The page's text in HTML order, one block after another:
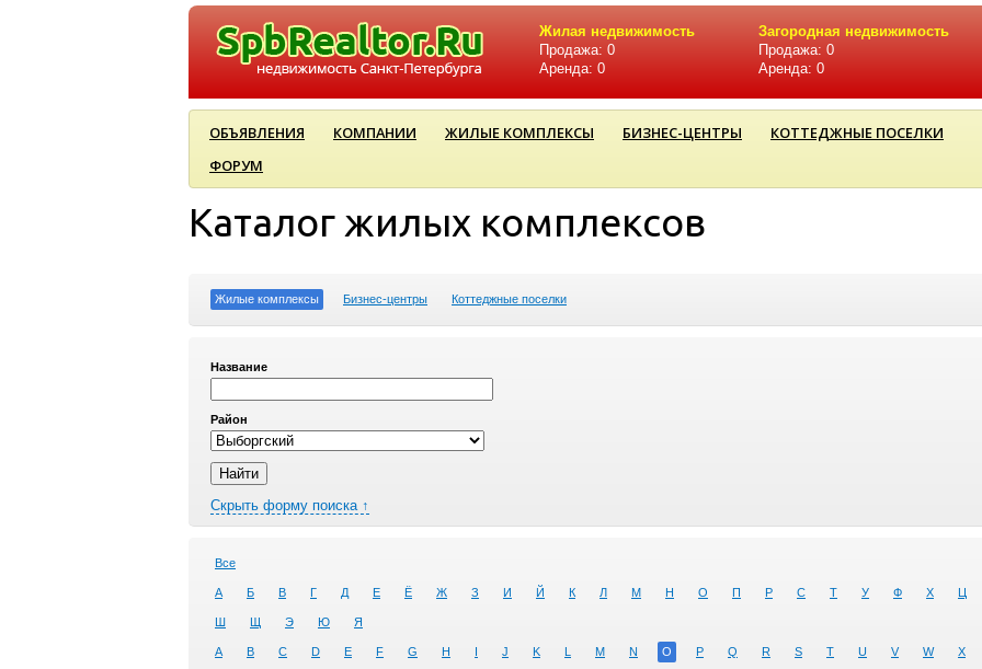
Жилая недвижимость
Продажа: 0
Аренда: 0
Загородная недвижимость
Продажа: 0
Аренда: 0
ОБЪЯВЛЕНИЯ КОМПАНИИ ЖИЛЫЕ КОМПЛЕКСЫ БИЗНЕС-ЦЕНТРЫ
КОТТЕДЖНЫЕ ПОСЕЛКИ
ФОРУМ
Каталог жилых комплексов
Жилые комплексы Бизнес-центры Коттеджные поселки
Название
Район
Скрыть форму поиска ↑
Все
А Б В Г Д Е Ё Ж З И Й К Л М Н О П Р С Т У Ф Х Ц
Ш Щ Э Ю Я
A B C D E F G H I J K L M N O P Q R S T U V W X